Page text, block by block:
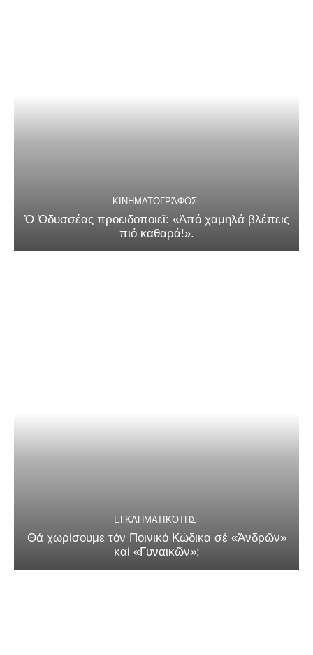
ΚΙΝΗΜΑΤΟΓΡΆΦΟΣ
Ὁ Ὀδυσσέας προειδοποιεῖ: «Ἀπό χαμηλά βλέπεις
πιό καθαρά!».
ΕΓΚΛΗΜΑΤΙΚΌΤΗΣ
Θά χωρίσουμε τόν Ποινικό Κώδικα σέ «Ἀνδρῶν»
καί «Γυναικῶν»;